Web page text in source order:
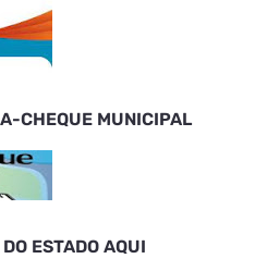
CHEQUE MUNICIPAL
ESTADO AQUI